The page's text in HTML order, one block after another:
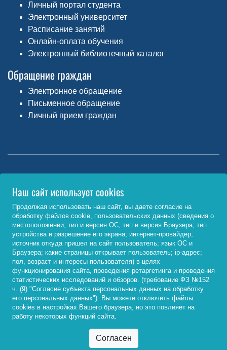
Личный портал студента
Электронный университет
Расписание занятий
Онлайн-оплата обучения
Электронный библиотечный каталог
Обращение граждан
Электронное обращение
Письменное обращение
Личный прием граждан
Министерство науки и высшего образования РФ
http://www.minobrnauki.gov.ru/
Министерство просвещения РФ
https://edu.gov.ru/
Федеральный портал «Российское образование»
http://www.edu.ru/
© 2026, ФГБОУ ВО «Байкальский государственный
университет»
Наш сайт использует cookies
Продолжая использовать наш сайт, вы даете согласие на
обработку файлов cookie, пользовательских данных (сведения о
местоположении; тип и версия ОС; тип и версия Браузера; тип
устройства и разрешение его экрана; интернет-провайдер;
источник откуда пришел на сайт пользователь; язык ОС и
Браузера; какие страницы открывает пользователь; ip-адрес;
пол, возраст и интересы пользователя) в целях
функционирования сайта, проведения ретаргетинга и проведения
статистических исследований и обзоров. (требование ФЗ №152
ч. (9) "Согласие субъекта персональных данных на обработку
его персональных данных"). Вы можете отключить файлы
cookies в настройках Вашего браузера, но это повлияет на
работу некоторых функций сайта.